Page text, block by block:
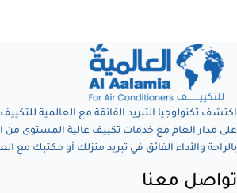
اكتشف تكنولوجيا التبريد الفائقة مع العالمية
على مدار العام مع خدمات تكييف عالية المستوى من
بالراحة والأداء الفائق في تبريد منزلك أو مكتبك مع
تواصل معنا